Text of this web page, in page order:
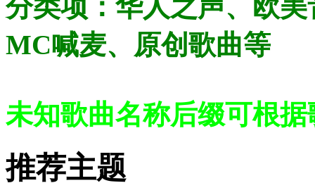
分类项：华人之声、欧
MC喊麦、原创歌曲等
未知歌曲名称后缀可根
推荐主题